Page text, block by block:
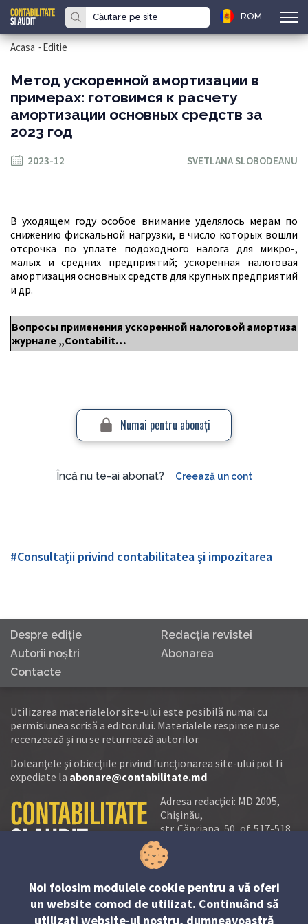
ROM
Acasa -Editie
Метод ускоренной амортизации в
примерах: готовимся к расчету
амортизации основных средств за
2023 год
2023-12 SVETLANA SLOBODEANU
В уходящем году особое внимание уделялось мерам по
снижению фискальной нагрузки, в число которых вошли
отсрочка по уплате подоходного налога для микро-,
малых и средних предприятий; ускоренная налоговая
амортизация основных средств для крупных предприятий
и др.
Вопросы применения ускоренной налоговой
журнале „Contabilit…
Numai pentru abonaţi
Încă nu te-ai abonat? Creează un cont
#Consultaţii privind contabilitatea şi impozitarea
Despre ediţie
Redacţia revistei
Autorii noştri
Abonarea
Contacte
Utilizarea materialelor site-ului este posibilă numai cu
permisiunea scrisă a editorului. Materialele respinse nu se
recenzează și nu se returnează autorilor.
Doleanţele şi obiecţiile privind funcţionarea site-ului pot fi
expediate la abonare@contabilitate.md
Adresa redacţiei: MD 2005,
Chişinău,
str. Căpriana, 50, of. 517-518
tel.:
tel./fax:
e-mail:
abonare@contabilitate.md
Noi folosim modulele cookie pentru a vă oferi
un website comod de utilizat. Continuând să
utilizați website-ul nostru, dumneavoastră